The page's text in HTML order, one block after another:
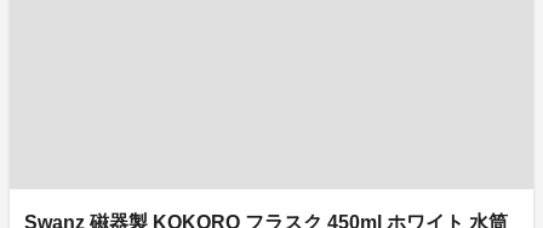
Swanz 磁器製 KOKORO フラスク 450ml ホワイト 水筒